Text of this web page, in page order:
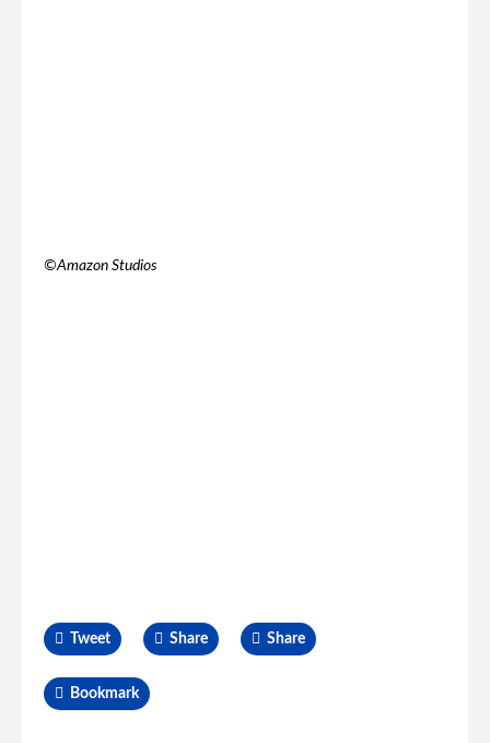
©️Amazon Studios
Tweet Share Share
Bookmark